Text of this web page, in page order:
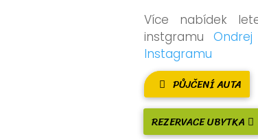
Více nabídek
instgramu
Instagramu
PŮJČENÍ AUTA
REZERVACE UBYTKA